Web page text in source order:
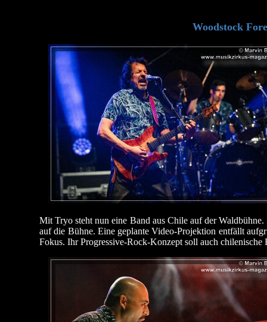
Woodstock
Mit Tryo steht nun eine Band aus Chile auf der
auf die Bühne. Eine geplante Video-Projektion entfällt
Fokus. Ihr Progressive-Rock-Konzept soll auch